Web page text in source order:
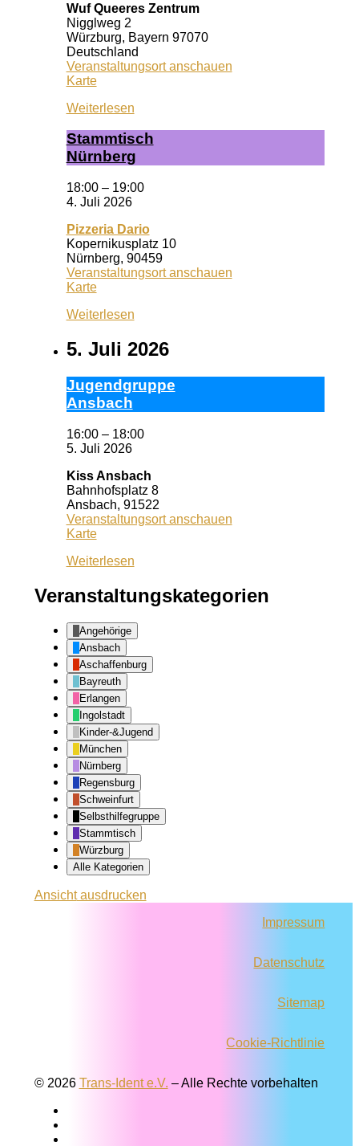
Wuf Queeres Zentrum
Nigglweg 2
Würzburg, Bayern 97070
Deutschland
Veranstaltungsort anschauen
KarteWuf
Zentrum
Weiterlesen
Stamm­tisch
Nürn­berg
18:00 – 19:00
4. Juli 2026
Pizzeria Dario
Kopernikusplatz 10
Nürnberg, 90459
Veranstaltungsort anschauen
KartePizzeria
Weiterlesen
5. Juli 2026
Ju­gend­grup­pe
Ans­bach
16:00 – 18:00
5. Juli 2026
Kiss Ansbach
Bahnhofsplatz 8
Ansbach, 91522
Veranstaltungsort anschauen
KarteKiss
Weiterlesen
Veranstaltungskategorien
Angehörige
Ansbach
Aschaffenburg
Bayreuth
Erlangen
Ingolstadt
Kinder-&Jugend
München
Nürnberg
Regensburg
Schweinfurt
Selbsthilfegruppe
Stammtisch
Würzburg
Alle Kategorien
Ansichtausdrucken
Impressum
Datenschutz
Sitemap
Cookie-Richtlinie
© 2026 Trans-Ident e.V. – Alle Rechte vorbehalten